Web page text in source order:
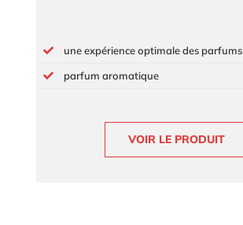
une expérience optimale des parfums
parfum aromatique
VOIR LE PRODUIT